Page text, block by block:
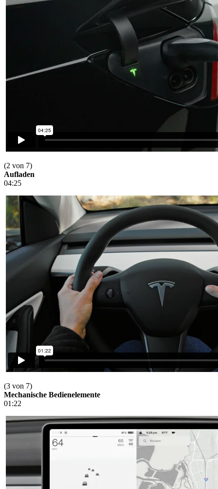
(2 von 7)
Aufladen
04:25
(3 von 7)
Mechanische Bedienelemente
01:22